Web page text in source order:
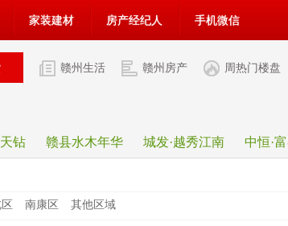
家装建材 房产经纪人 手机微信
赣州生活 赣州房产 周热门楼盘
钻 赣县水木年华 城发·越秀江南 中恒·
南康区 其他区域